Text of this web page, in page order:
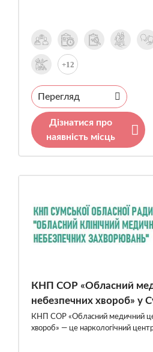
+12
Перегляд
Дізнатися про
наявність місць
КНП СОР «Обласний
небезпечних хвороб» у
КНП СОР «Обласний медичний
хвороб» — це наркологічний